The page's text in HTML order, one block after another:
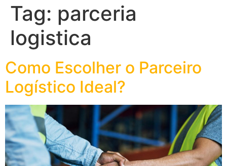
Tag: parceria
logistica
Como Escolher o Parceiro
Logístico Ideal?